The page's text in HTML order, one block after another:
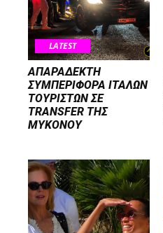
LATEST
ΑΠΑΡΑΔΕΚΤΗ
ΣΥΜΠΕΡΙΦΟΡΑ ΙΤΑΛΩΝ
ΤΟΥΡΙΣΤΩΝ ΣΕ
TRANSFER ΤΗΣ
ΜΥΚΟΝΟΥ